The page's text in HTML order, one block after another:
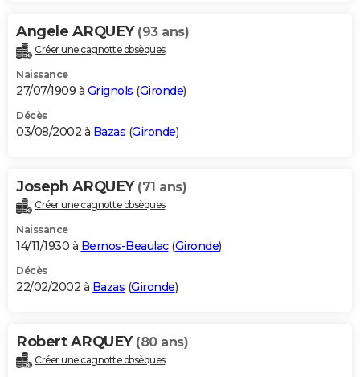
Angele ARQUEY (93 ans)
Créer une cagnotte obsèques
Naissance
27/07/1909 à Grignols (Gironde)
Décès
03/08/2002 à Bazas (Gironde)
Joseph ARQUEY (71 ans)
Créer une cagnotte obsèques
Naissance
14/11/1930 à Bernos-Beaulac(Gironde)
Décès
22/02/2002 à Bazas (Gironde)
Robert ARQUEY (80 ans)
Créer une cagnotte obsèques